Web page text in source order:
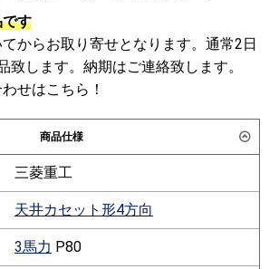
す
からお取り寄せとなります。通常2日
致します。納期はご連絡致します。
せはこちら！
商品仕様
三菱重工
天井カセット形4方向
3馬力 P80